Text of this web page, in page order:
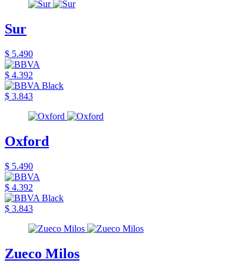
Sur
$ 5.490
$ 4.392
$ 3.843
Oxford
$ 5.490
$ 4.392
$ 3.843
Zueco Milos